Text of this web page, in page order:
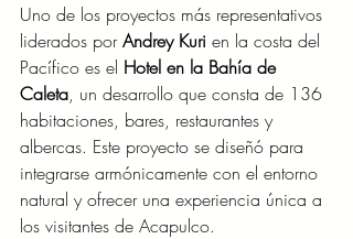
Uno de los proyectos más representativos
liderados por Andrey Kuri en la costa del
Pacífico es el Hotel en la Bahía de
Caleta, un desarrollo que consta de 136
habitaciones, bares, restaurantes y
albercas. Este proyecto se diseñó para
integrarse armónicamente con el entorno
natural y ofrecer una experiencia única a
los visitantes de Acapulco.